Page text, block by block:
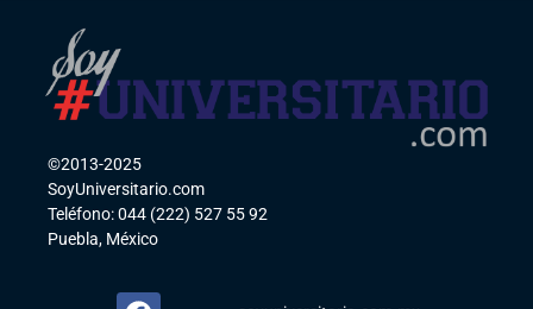
©2013-2025
SoyUniversitario.com
Teléfono: 044 (222) 527 55 92
Puebla, México